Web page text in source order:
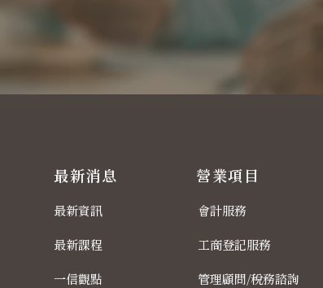
最新消息
最新資訊
最新課程
一信觀點
營業項目
會計服務
工商登記服務
管理顧問/稅務諮詢